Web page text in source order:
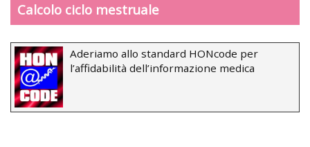
Calcolo ciclo mestruale
Aderiamo allo standard HONcode per
l’affidabilità dell’informazione medica